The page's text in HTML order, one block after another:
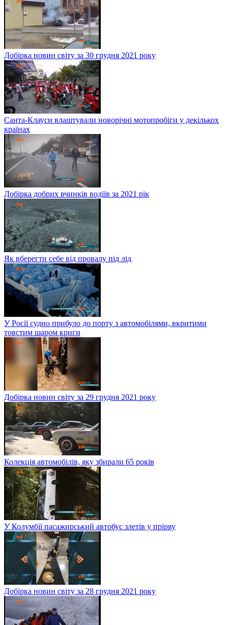
Добірка новин світу за 30 грудня 2021 року
Санта-Клауси влаштували новорічні мотопробіги у декількох
країнах
Добірка добрих вчинків водіїв за 2021 рік
Як вберегти себе від провалу під лід
У Росії судно прибуло до порту з автомобілями, вкритими
товстим шаром криги
Добірка новин світу за 29 грудня 2021 року
Колекція автомобілів, яку збирали 65 років
У Колумбії пасажирський автобус злетів у прірву
Добірка новин світу за 28 грудня 2021 року